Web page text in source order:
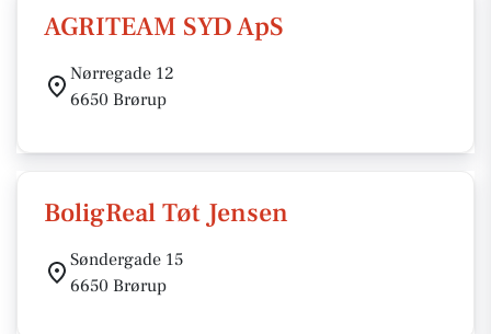
AGRITEAM SYD ApS
Nørregade 12
6650 Brørup
BoligReal Tøt Jensen
Søndergade 15
6650 Brørup